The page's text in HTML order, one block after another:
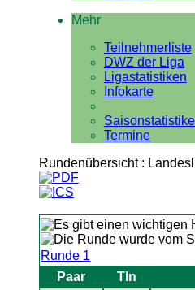
Mehr
Teilnehmerliste
DWZ der Liga
Ligastatistiken
Infokarte
Termine
Rundenübersicht :
Runde 1
Paar
Tln